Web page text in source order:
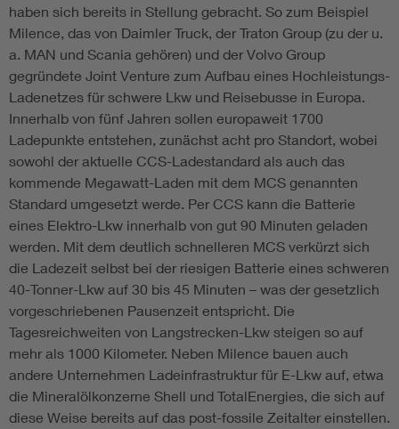
haben sich bereits in Stellung gebracht. So zum Beispiel
Milence, das von Daimler Truck, der Traton Group (zu der u.
a. MAN und Scania gehören) und der Volvo Group
gegründete Joint Venture zum Aufbau eines Hochleistungs-
Ladenetzes für schwere Lkw und Reisebusse in Europa.
Innerhalb von fünf Jahren sollen europaweit 1700
Ladepunkte entstehen, zunächst acht pro Standort, wobei
sowohl der aktuelle CCS-Ladestandard als auch das
kommende Megawatt-Laden mit dem MCS genannten
Standard umgesetzt werde. Per CCS kann die Batterie
eines Elektro-Lkw innerhalb von gut 90 Minuten geladen
werden. Mit dem deutlich schnelleren MCS verkürzt sich
die Ladezeit selbst bei der riesigen Batterie eines schweren
40-Tonner-Lkw auf 30 bis 45 Minuten – was der gesetzlich
vorgeschriebenen Pausenzeit entspricht. Die
Tagesreichweiten von Langstrecken-Lkw steigen so auf
mehr als 1000 Kilometer. Neben Milence bauen auch
andere Unternehmen Ladeinfrastruktur für E-Lkw auf, etwa
die Mineralölkonzerne Shell und TotalEnergies, die sich auf
diese Weise bereits auf das post-fossile Zeitalter einstellen.